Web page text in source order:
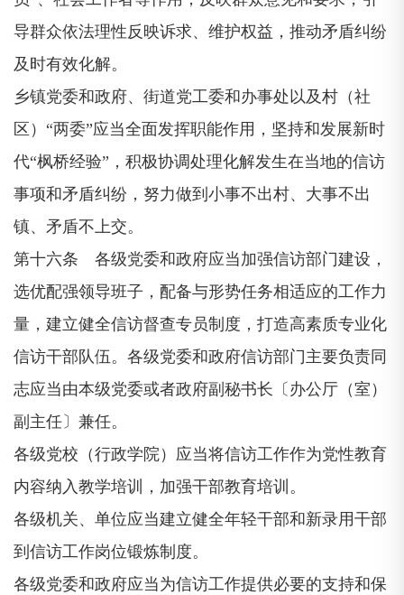
导群众依法理性反映诉求、维护权益，推动矛盾纠纷
及时有效化解。
乡镇党委和政府、街道党工委和办事处以及村（社
区）“两委”应当全面发挥职能作用，坚持和发展新时
代“枫桥经验”，积极协调处理化解发生在当地的信访
事项和矛盾纠纷，努力做到小事不出村、大事不出
镇、矛盾不上交。
第十六条 各级党委和政府应当加强信访部门建设，
选优配强领导班子，配备与形势任务相适应的工作力
量，建立健全信访督查专员制度，打造高素质专业化
信访干部队伍。各级党委和政府信访部门主要负责同
志应当由本级党委或者政府副秘书长〔办公厅（室）
副主任〕兼任。
各级党校（行政学院）应当将信访工作作为党性教育
内容纳入教学培训，加强干部教育培训。
各级机关、单位应当建立健全年轻干部和新录用干部
到信访工作岗位锻炼制度。
各级党委和政府应当为信访工作提供必要的支持和保